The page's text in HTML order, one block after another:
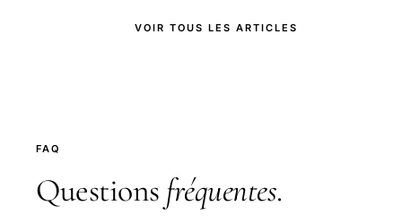
VOIR TOUS LES ARTICLES
FAQ
Questions fréquentes.